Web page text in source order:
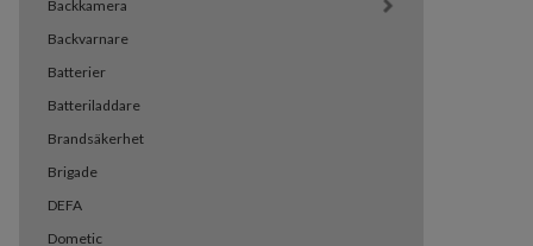
Backkamera
Backvarnare
Batterier
Batteriladdare
Brandsäkerhet
Brigade
DEFA
Dometic